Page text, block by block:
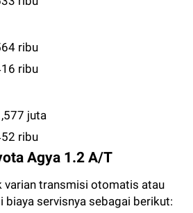
ribu
ribu
juta
ribu
Agya 1.2 A/T
varian transmisi otomatis atau
biaya servisnya sebagai berikut: